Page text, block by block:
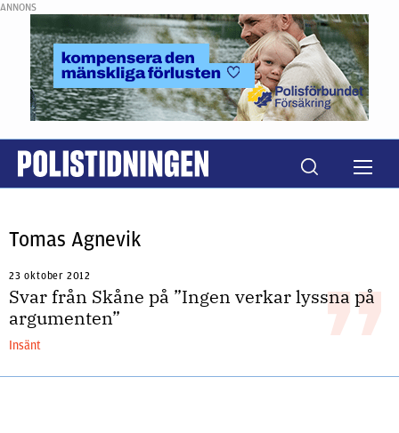
ANNONS
Tomas Agnevik
23 oktober 2012
Svar från Skåne på ”Ingen verkar lyssna på
argumenten”
Insänt